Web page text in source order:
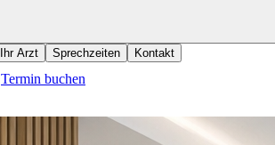
Ihr Arzt Sprechzeiten Kontakt
Termin buchen